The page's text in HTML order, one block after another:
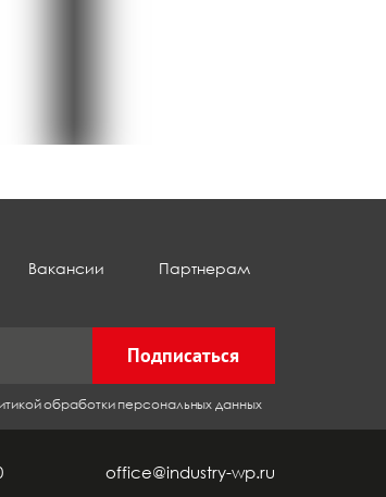
Вакансии Партнерам
Подписаться
обработки персональных данных
office@industry-wp.ru